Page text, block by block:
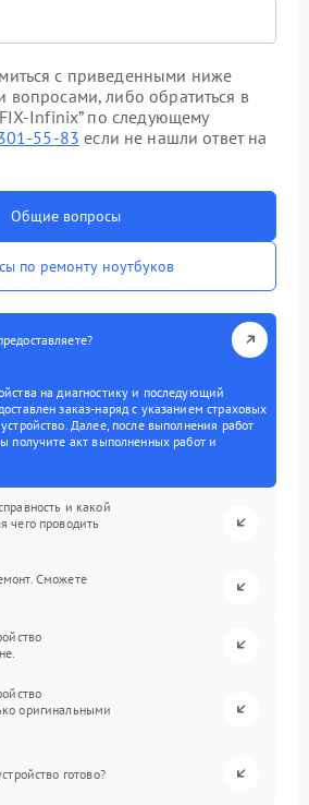
с приведенными ниже
вопросами, либо обратиться в
Infinix” по следующему
55-83 если не нашли ответ на
Общие вопросы
по ремонту ноутбуков
на диагностику и последующий
заказ-наряд с указанием страховых
Далее, после выполнения работ
получите акт выполненных работ и
и какой
чего проводить
Сможете
оригинальными
готово?